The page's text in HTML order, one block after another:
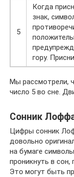
5
Когда
знак,
гору.
Мы рассмотрели,
число 5 во сне.
Сонник
Цифры сонник
довольно
на бумаге
проникнуть в
Это могут быть